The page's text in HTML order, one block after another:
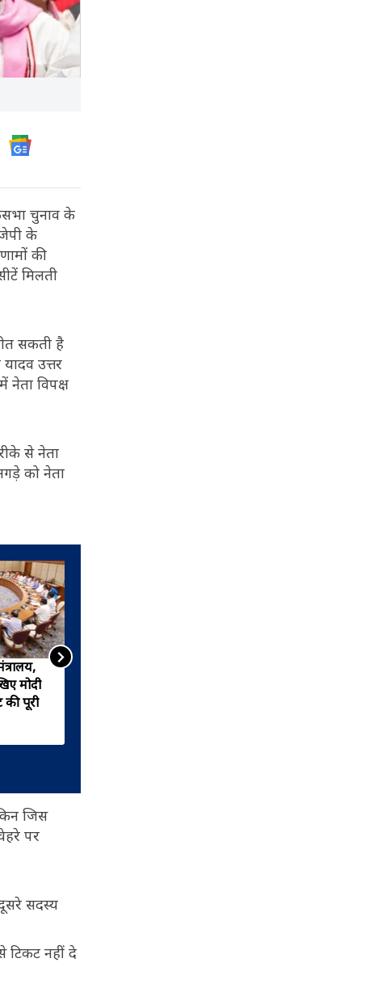
चुनाव के
के
की
मिलती
सकती है
उत्तर
नेता विपक्ष
से नेता
को नेता
मोदी
पूरी
जिस
पर
सदस्य
टिकट नहीं दे